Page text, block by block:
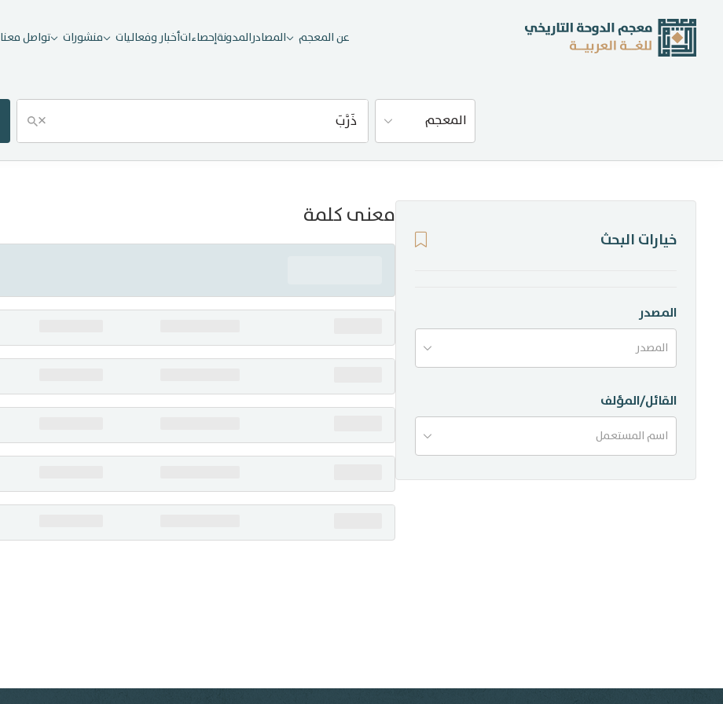
عن المعجم المصادرالمدونةإحصاءاتأخبار وفعاليات منشورات تواصل معنا
المعجم ×
إحصاءات
منشورات
تواصل معنا
معنى كلمة
خيارات البحث
المصدر
المصدر
القائل/المؤلف
اسم المستعمل